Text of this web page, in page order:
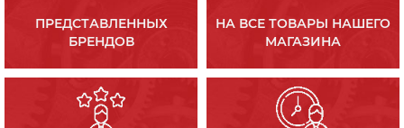
ПРЕДСТАВЛЕННЫХ
БРЕНДОВ
НА ВСЕ ТОВАРЫ НАШЕГО
МАГАЗИНА